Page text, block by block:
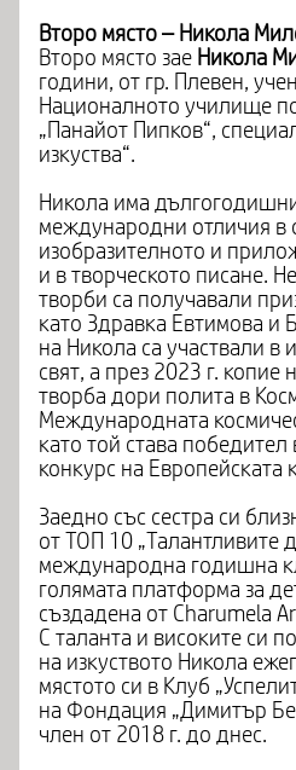
Второ място – Никола
Второ място зае Никола
години, от гр. Плевен,
Националното училище
„Панайот Пипков“,
изкуства“.
Никола има
международни отличия в
изобразителното и
и в творческото писане.
творби са получавали
като Здравка Евтимова и
на Никола са участвали в
свят, а през 2023 г.
творба дори полита в
Международната
като той става
конкурс на Европейската
Заедно със сестра си
от ТОП 10 „Талантливите
международна годишна
голямата платформа за
създадена от Charumela
С таланта и високите си
на изкуството Никола
мястото си в Клуб
на Фондация „Димитър
член от 2018 г. до днес.